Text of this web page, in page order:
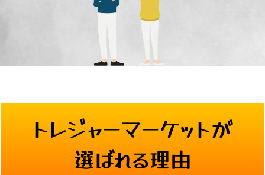
トレジャーマーケットが
選ばれる理由